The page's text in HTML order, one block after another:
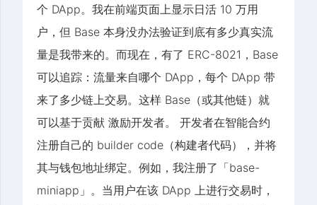
个 DApp。我在前端页面上显示日活 10 万用
户，但 Base 本身没办法验证到底有多少真实流
量是我带来的。而现在，有了 ERC-8021，Base
可以追踪：流量来自哪个 DApp，每个 DApp 带
来了多少链上交易。这样 Base（或其他链）就
可以基于贡献 激励开发者。 开发者在智能合约
注册自己的 builder code（构建者代码），并将
其与钱包地址绑定。例如，我注册了「base-
miniapp」。当用户在该 DApp 上进行交易时，